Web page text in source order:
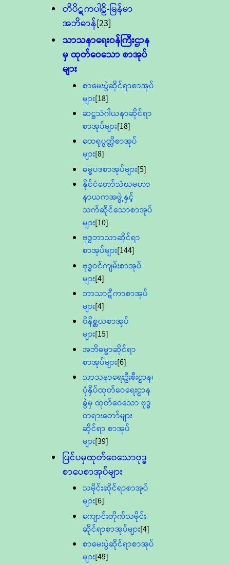
တိပိဋကပါဠိ-မြန်မာ
အဘိဓာန်[23]
သာသနာရေး၀န်ကြီးဌာန
မှ ထုတ်ဝေသော စာအုပ်
များ
စာမေးပွဲဆိုင်ရာစာအုပ်
များ[18]
ဆဋ္ဌသံဂါယနာဆိုင်ရာ
စာအုပ်များ[18]
ထေရုပ္ပတ္တိစာအုပ်
များ[8]
ဓမ္မပဒစာအုပ်များ[5]
နိုင်ငံတော်သံဃမဟာ
နာယကအဖွဲ့နှင့်
သက်ဆိုင်သောစာအုပ်
များ[10]
ဗုဒ္ဓဘာသာဆိုင်ရာ
စာအုပ်များ[144]
ဗုဒ္ဓဝင်ကျမ်းစာအုပ်
များ[4]
ဘာသာဋီကာစာအုပ်
များ[4]
ဝိနိစ္ဆယစာအုပ်
များ[15]
အဘိဓမ္မာဆိုင်ရာ
စာအုပ်များ[6]
သာသနာရေးဦးစီးဌာန၊
ပုံနှိပ်ထုတ်ဝေရေးဌာန
ခွဲမှ ထုတ်ဝေသော ဗုဒ္ဓ
တရားတော်များ
ဆိုင်ရာ စာအုပ်
များ[39]
ပြင်ပမှထုတ်ဝေသောဗုဒ္ဓ
စာပေစာအုပ်များ
သမိုင်းဆိုင်ရာစာအုပ်
များ[6]
ကျောင်းတိုက်သမိုင်း
ဆိုင်ရာစာအုပ်များ[4]
စာမေးပွဲဆိုင်ရာစာအုပ်
များ[49]